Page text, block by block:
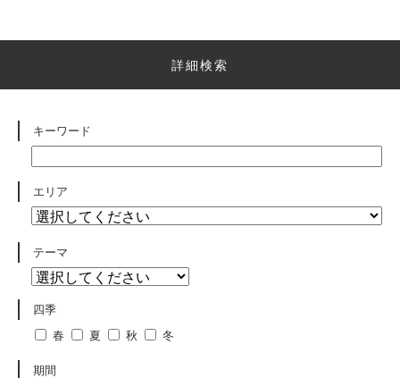
詳細検索
キーワード
エリア
テーマ
四季
春
夏 秋 冬
期間